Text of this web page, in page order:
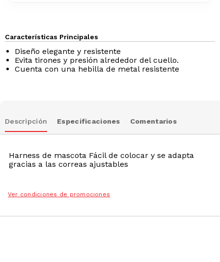
Características Principales
Diseño elegante y resistente
Evita tirones y presión alrededor del cuello.
Cuenta con una hebilla de metal resistente
Descripción Especificaciones Comentarios
Harness de mascota Fácil de colocar y se adapta
gracias a las correas ajustables
Ver condiciones de promociones